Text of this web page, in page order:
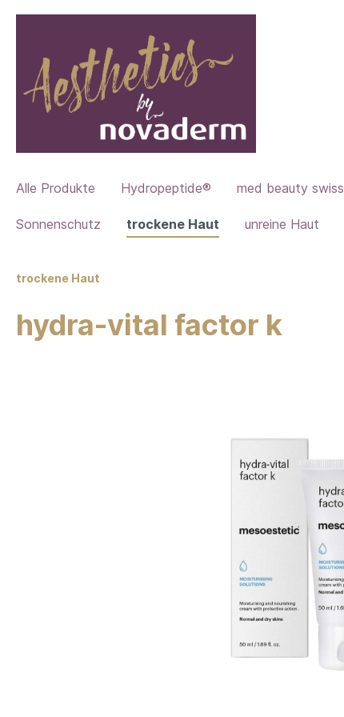
Alle Produkte Hydropeptide® med beauty swiss
Sonnenschutz trockene Haut unreine Haut
trockene Haut
hydra-vital factor k